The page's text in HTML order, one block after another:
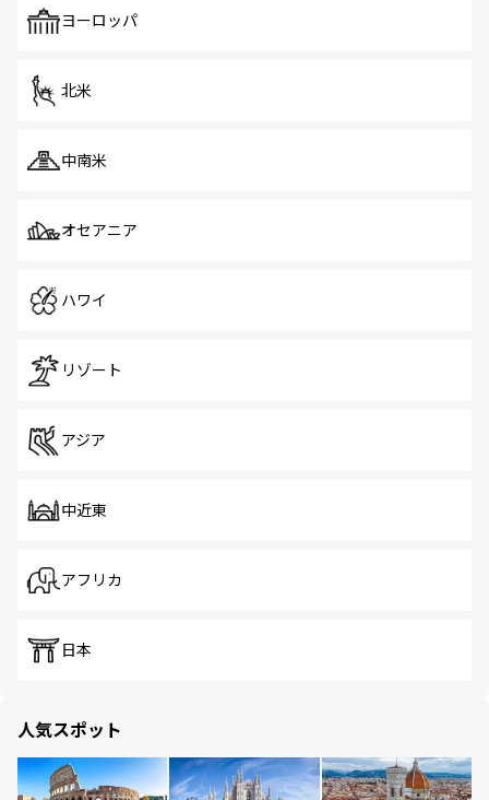
で、ホーカーズは地元の風情を楽しめる外せないスポット
ヨーロッパ
北米
中南米
オセアニア
ハワイ
リゾート
アジア
中近東
アフリカ
日本
人気スポット